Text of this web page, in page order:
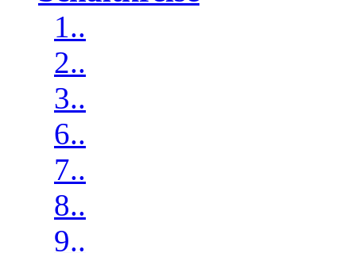
1..
2..
3..
6..
7..
8..
9..